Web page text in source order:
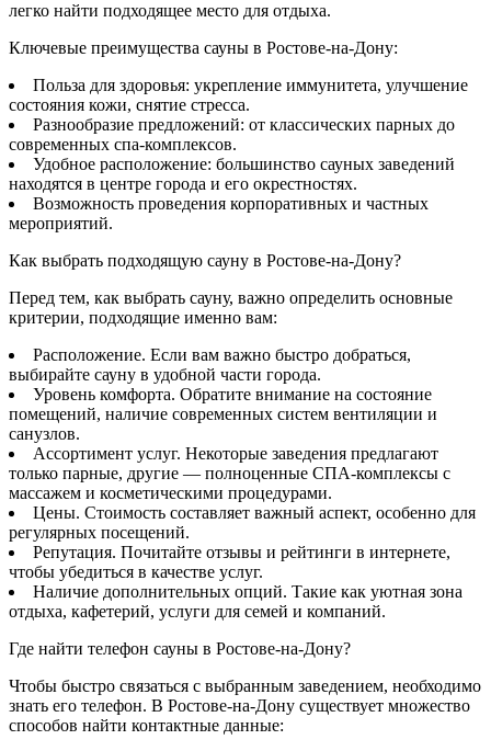
легко найти подходящее место для отдыха.
Ключевые преимущества сауны в Ростове-на-Дону:
Польза для здоровья: укрепление иммунитета, улучшение
состояния кожи, снятие стресса.
Разнообразие предложений: от классических парных до
современных спа-комплексов.
Удобное расположение: большинство сауных заведений
находятся в центре города и его окрестностях.
Возможность проведения корпоративных и частных
мероприятий.
Как выбрать подходящую сауну в Ростове-на-Дону?
Перед тем, как выбрать сауну, важно определить основные
критерии, подходящие именно вам:
Расположение. Если вам важно быстро добраться,
выбирайте сауну в удобной части города.
Уровень комфорта. Обратите внимание на состояние
помещений, наличие современных систем вентиляции и
санузлов.
Ассортимент услуг. Некоторые заведения предлагают
только парные, другие — полноценные СПА-комплексы с
массажем и косметическими процедурами.
Цены. Стоимость составляет важный аспект, особенно для
регулярных посещений.
Репутация. Почитайте отзывы и рейтинги в интернете,
чтобы убедиться в качестве услуг.
Наличие дополнительных опций. Такие как уютная зона
отдыха, кафетерий, услуги для семей и компаний.
Где найти телефон сауны в Ростове-на-Дону?
Чтобы быстро связаться с выбранным заведением, необходимо
знать его телефон. В Ростове-на-Дону существует множество
способов найти контактные данные: